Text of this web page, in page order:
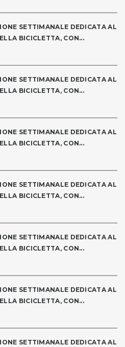
SETTIMANALE DEDICATA AL
BICICLETTA, CON...
SETTIMANALE DEDICATA AL
BICICLETTA, CON...
SETTIMANALE DEDICATA AL
BICICLETTA, CON...
SETTIMANALE DEDICATA AL
BICICLETTA, CON...
SETTIMANALE DEDICATA AL
BICICLETTA, CON...
SETTIMANALE DEDICATA AL
BICICLETTA, CON...
SETTIMANALE DEDICATA AL